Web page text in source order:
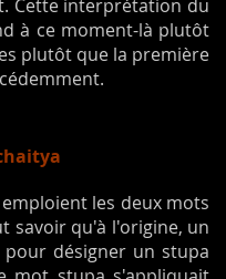
Cette interprétation du
à ce moment-là plutôt
plutôt que la première
les deux mots
savoir qu'à l'origine, un
désigner un stupa